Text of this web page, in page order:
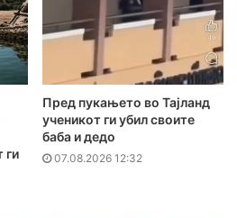
ги
Пред пукањето во Тајланд
ученикот ги убил своите
баба и дедо
07.08.2026 12:32